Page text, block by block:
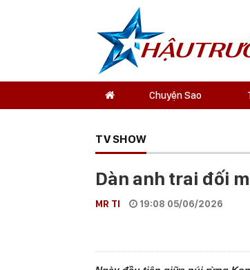
Chuyện Sao
TV SHOW
Dàn anh trai đối
MR TI 19:08 05/06/2026